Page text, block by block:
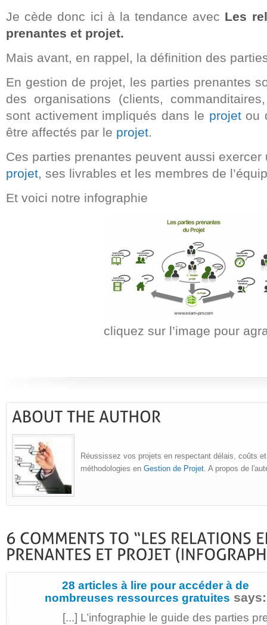
Je cède donc ici à la tendance avec Les
prenantes et projet.
Mais avant, en rappel, la définition des
En gestion de projet, les parties prenantes
des organisations (clients,
sont activement impliqués dans le projetou
être affectés par le projet.
Ces parties prenantes peuvent aussi
projet, ses livrables et les membres de
Et voici notre infographie
cliquez sur l’image pour
Réussissez vos projets en respectant délais, coûts
méthodologies en Gestion de Projet. A propos de
28 articles à lire pour accéder à de
nombreuses ressources gratuites says:
[...] L’infographie le guide des parties